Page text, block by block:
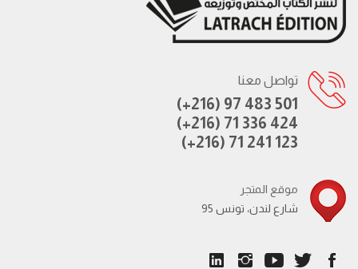
تواصل معنا
(+216) 97 483 501
(+216) 71 336 424
(+216) 71 241 123
موقع المتجر
95 شارع لندن، تونس